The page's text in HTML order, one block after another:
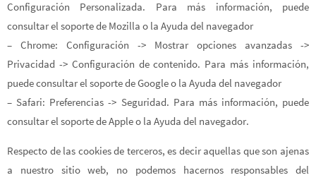
Configuración Personalizada. Para más información, puede
consultar el soporte de Mozilla o la Ayuda del navegador
– Chrome: Configuración -> Mostrar opciones avanzadas ->
Privacidad -> Configuración de contenido. Para más información,
puede consultar el soporte de Google o la Ayuda del navegador
– Safari: Preferencias -> Seguridad. Para más información, puede
consultar el soporte de Apple o la Ayuda del navegador.
Respecto de las cookies de terceros, es decir aquellas que son ajenas
a nuestro sitio web, no podemos hacernos responsables del